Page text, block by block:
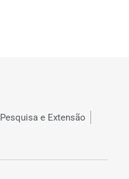
Pesquisa e Extensão